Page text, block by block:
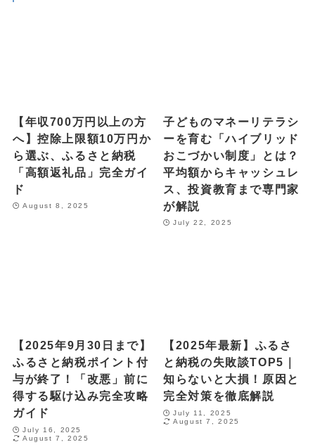
【年収700万円以上の方
へ】控除上限額10万円か
ら選ぶ、ふるさと納税
「高額返礼品」完全ガイ
ド
August 8, 2025
子どものマネーリテラシ
ーを育む「ハイブリッド
おこづかい制度」とは？
平均額からキャッシュレ
ス、投資教育まで専門家
が解説
July 22, 2025
【2025年9月30日まで】
ふるさと納税ポイント付
与が終了！「改悪」前に
得する駆け込み完全攻略
ガイド
July 16, 2025
August 7, 2025
【2025年最新】ふるさ
と納税の失敗談TOP5｜
知らないと大損！原因と
完全対策を徹底解説
July 11, 2025
August 7, 2025